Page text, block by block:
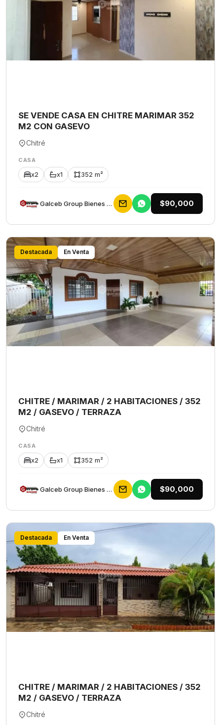
SE VENDE CASA EN CHITRE MARIMAR 352
M2 CON GASEVO
Chitré
CASA
x2 x1 352 m²
Galceb Group Bienes Raices $90,000
Destacada En Venta
CHITRE / MARIMAR / 2 HABITACIONES / 352
M2 / GASEVO / TERRAZA
Chitré
CASA
x2 x1 352 m²
Galceb Group Bienes Raices $90,000
Destacada En Venta
CHITRE / MARIMAR / 2 HABITACIONES / 352
M2 / GASEVO / TERRAZA
Chitré